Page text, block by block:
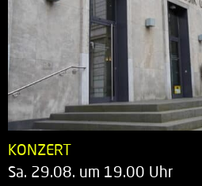
KONZERT
Sa. 29.08. um 19.00 Uhr